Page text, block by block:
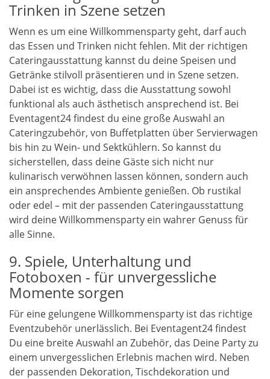
Trinken in Szene setzen
Wenn es um eine Willkommensparty geht, darf auch
das Essen und Trinken nicht fehlen. Mit der richtigen
Cateringausstattung kannst du deine Speisen und
Getränke stilvoll präsentieren und in Szene setzen.
Dabei ist es wichtig, dass die Ausstattung sowohl
funktional als auch ästhetisch ansprechend ist. Bei
Eventagent24 findest du eine große Auswahl an
Cateringzubehör, von Buffetplatten über Servierwagen
bis hin zu Wein- und Sektkühlern. So kannst du
sicherstellen, dass deine Gäste sich nicht nur
kulinarisch verwöhnen lassen können, sondern auch
ein ansprechendes Ambiente genießen. Ob rustikal
oder edel – mit der passenden Cateringausstattung
wird deine Willkommensparty ein wahrer Genuss für
alle Sinne.
9. Spiele, Unterhaltung und
Fotoboxen - für unvergessliche
Momente sorgen
Für eine gelungene Willkommensparty ist das richtige
Eventzubehör unerlässlich. Bei Eventagent24 findest
Du eine breite Auswahl an Zubehör, das Deine Party zu
einem unvergesslichen Erlebnis machen wird. Neben
der passenden Dekoration, Tischdekoration und